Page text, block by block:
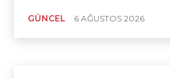
GÜNCEL 6 AĞUSTOS 2026